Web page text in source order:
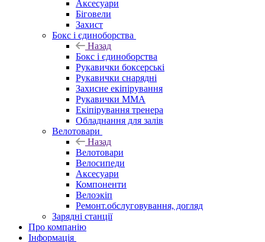
Аксесуари
Біговели
Захист
Бокс і єдиноборства
Назад
Бокс і єдиноборства
Рукавички боксерські
Рукавички снарядні
Захисне екіпірування
Рукавички ММА
Екіпірування тренера
Обладнання для залів
Велотовари
Назад
Велотовари
Велосипеди
Аксесуари
Компоненти
Велоэкіп
Ремонт.обслуговування, догляд
Зарядні станції
Про компанію
Інформація